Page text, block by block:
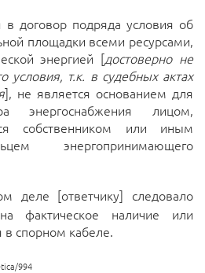
в договор подряда условия об
площадки всеми ресурсами,
энергией [достоверно не
условия, т.к. в судебных актах
], не является основанием для
энергоснабжения лицом,
собственником или иным
энергопринимающего
деле [ответчику] следовало
фактическое наличие или
в спорном кабеле.
994